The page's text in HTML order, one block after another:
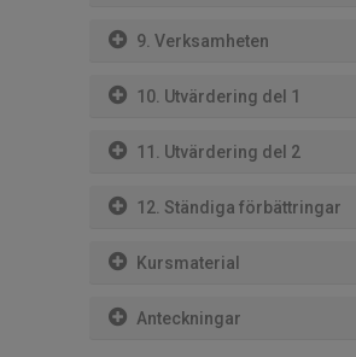
9. Verksamheten
10. Utvärdering del 1
11. Utvärdering del 2
12. Ständiga förbättringar
Kursmaterial
Anteckningar